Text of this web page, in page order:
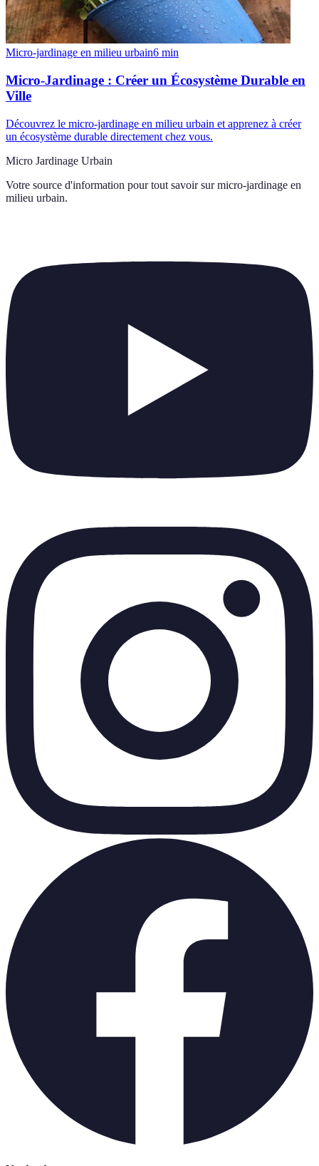
Micro-jardinage en milieu urbain6 min
Micro-Jardinage : Créer un Écosystème Durable en
Ville
Découvrez le micro-jardinage en milieu urbain et apprenez à créer
un écosystème durable directement chez vous.
Micro Jardinage Urbain
Votre source d'information pour tout savoir sur micro-jardinage en
milieu urbain.